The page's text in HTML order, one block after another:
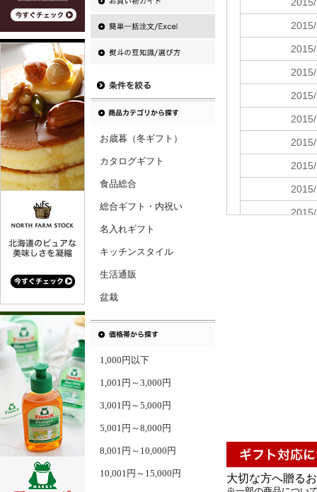
お歳暮（冬ギフト）
カタログギフト
食品総合
総合ギフト・内祝い
名入れギフト
キッチンスタイル
生活通販
盆栽
1,000円以下
1,001円～3,000円
3,001円～5,000円
5,001円～8,000円
8,001円～10,000円
10,001円～15,000円 大切な方へ贈る